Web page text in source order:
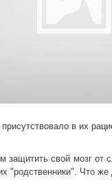
в их
свой мозг от
"родственники". Что же